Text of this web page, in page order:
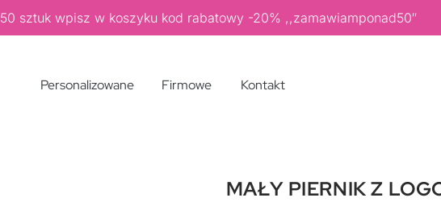
sztuk wpisz w koszyku kod rabatowy -20% ,,zamawiamponad50″
Personalizowane Firmowe Kontakt
MAŁY PIERNIK Z